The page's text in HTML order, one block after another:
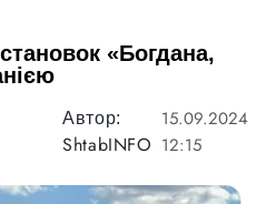
«Богдана,
Автор:
ShtabINFO
15.09.2024
12:15